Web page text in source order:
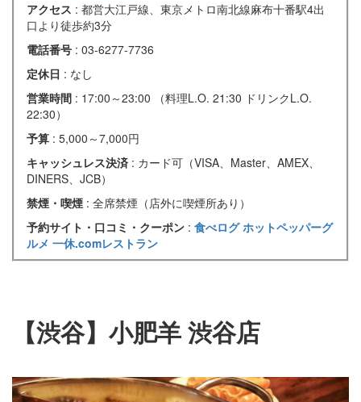
アクセス : 都営大江戸線、東京メトロ南北線麻布十番駅4出
口より徒歩約3分
電話番号 : 03-6277-7736
定休日 : なし
営業時間 : 17:00～23:00 （料理L.O. 21:30 ドリンクL.O.
22:30）
予算 : 5,000～7,000円
キャッシュレス決済 : カード可（VISA、Master、AMEX、
DINERS、JCB）
禁煙・喫煙 : 全席禁煙（店外に喫煙所あり）
予約サイト・口コミ・クーポン : 食べログホットペッパーグ
ルメ 一休.comレストラン
【渋谷】小肥羊 渋谷店